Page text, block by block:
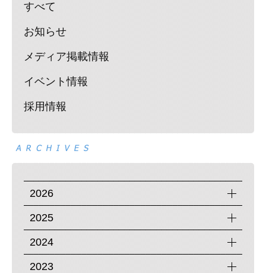
すべて
お知らせ
メディア掲載情報
イベント情報
採用情報
2026
2025
2024
2023